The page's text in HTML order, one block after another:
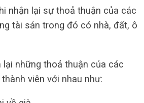
nhận lại sự thoả thuận của các
tài sản trong đó có nhà, đất, ô
những thoả thuận của các
viên với nhau như: